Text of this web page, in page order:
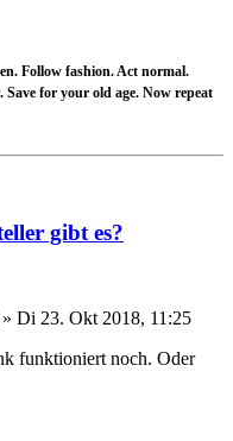
Follow fashion. Act normal.
for your old age. Now repeat
gibt es?
» Di 23. Okt 2018, 11:25
funktioniert noch. Oder